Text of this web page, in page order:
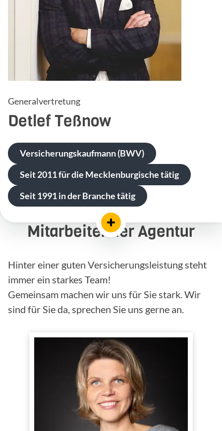
Generalvertretung
DetlefTeßnow
Versicherungskaufmann (BWV)
Seit 2011 für die Mecklenburgische tätig
Seit 1991 in der Branche tätig
Mitarbeiter der Agentur
Hinter einer guten Versicherungsleistung steht
immer ein starkes Team!
Gemeinsam machen wir uns für Sie stark. Wir
sind für Sie da, sprechen Sie uns gerne an.
Kerstin Dehnke
Tätig im
Innendienst
In der Branche tätig seit
dem Jahr
1998